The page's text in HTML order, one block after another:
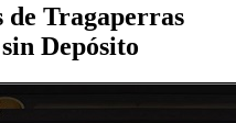
de Tragaperras
Depósito